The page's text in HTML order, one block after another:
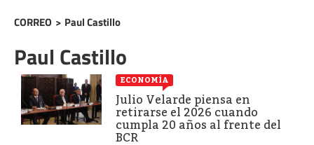
CORREO > Paul Castillo
Paul Castillo
ECONOMÍA
Julio Velarde piensa en
retirarse el 2026 cuando
cumpla 20 años al frente del
BCR